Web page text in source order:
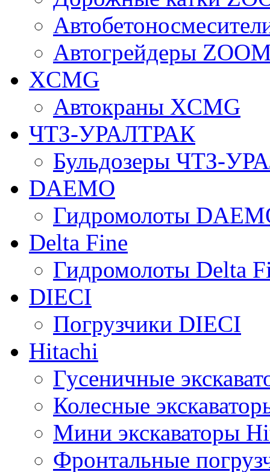
Автогрейдеры
XCMG
Автокраны XCMG
ЧТЗ-УРАЛТРАК
Бульдозеры ЧТЗ-
DAEMO
Гидромолоты
Delta Fine
Гидромолоты Delta
DIECI
Погрузчики DIECI
Hitachi
Гусеничные
Колесные
Мини экскаваторы
Фронтальные